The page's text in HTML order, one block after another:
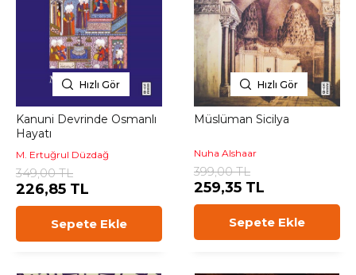
Hızlı Gör
Kanuni Devrinde Osmanlı
Hayatı
M. Ertuğrul Düzdağ
349,00 TL
226,85 TL
Sepete Ekle
Hızlı Gör
Müslüman Sicilya
Nuha Alshaar
399,00 TL
259,35 TL
Sepete Ekle